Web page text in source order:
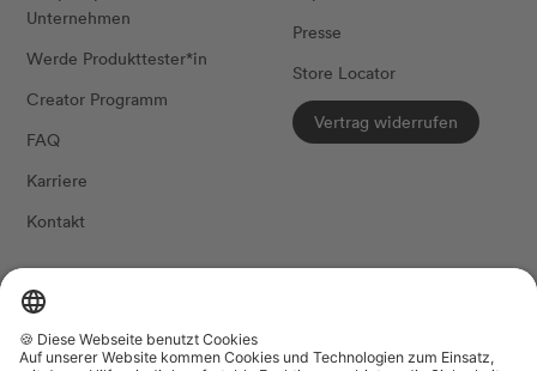
Unternehmen
Werde Produkttester*in
Creator Programm
FAQ
Karriere
Kontakt
Presse
Store Locator
Vertrag widerrufen
FOLG UNS